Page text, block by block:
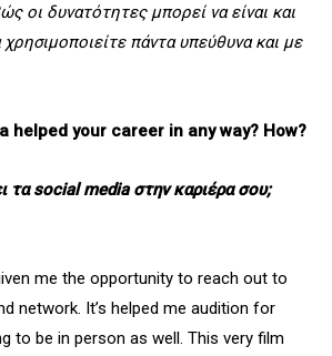
οι δυνατότητες μπορεί να είναι και
πάντα υπεύθυνα και με
helped your career in any way? How?
τα social media στην καριέρα σου;
me the opportunity to reach out to
network. It’s helped me audition for
to be in person as well. This very film